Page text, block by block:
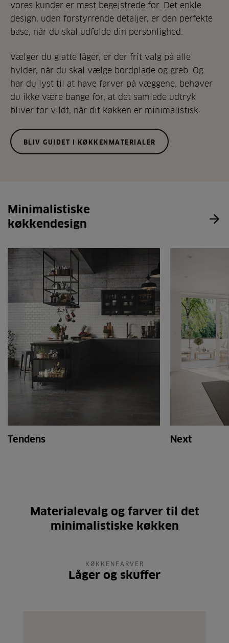
vores kunder er mest begejstrede for. Det enkle
design, uden forstyrrende detaljer, er den perfekte
base, når du skal udfolde din personlighed.
Vælger du glatte låger, er der frit valg på alle
hylder, når du skal vælge bordplade og greb. Og
har du lyst til at have farver på væggene, behøver
du ikke være bange for, at det samlede udtryk
bliver for vildt, når dit køkken er minimalistisk.
BLIV GUIDET I KØKKENMATERIALER
Minimalistiske
køkkendesign
Tendens Next
Materialevalg og farver til det
minimalistiske køkken
KØKKENFARVER
Låger og skuffer